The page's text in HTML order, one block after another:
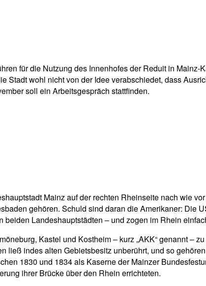
für die Nutzung des Innenhofes der Reduit in Mainz-
Stadt wohl nicht von der Idee verabschiedet, dass
soll ein Arbeitsgespräch stattfinden.
Mainz auf der rechten Rheinseite nach wie
gehören. Schuld sind daran die Amerikaner: Die
Landeshauptstädten – und zogen im Rhein
Kastel und Kostheim – kurz „AKK“ genannt –
indes alten Gebietsbesitz unberührt, und so
1830 und 1834 als Kaserne der Mainzer
ihrer Brücke über den Rhein errichteten.